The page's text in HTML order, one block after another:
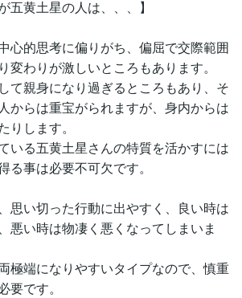
五黄土星の人は、、、】
心的思考に偏りがち、偏屈で交際範囲
変わりが激しいところもあります。
て親身になり過ぎるところもあり、そ
からは重宝がられますが、身内からは
りします。
いる五黄土星さんの特質を活かすには
る事は必要不可欠です。
思い切った行動に出やすく、良い時は
悪い時は物凄く悪くなってしまいま
極端になりやすいタイプなので、慎重
要です。